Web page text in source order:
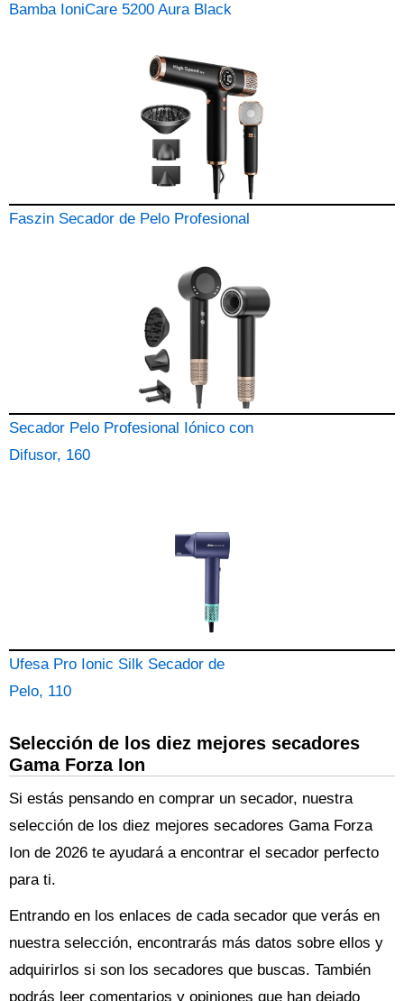
Bamba IoniCare 5200 Aura Black
Faszin Secador de Pelo Profesional
Secador Pelo Profesional Iónico con
Difusor, 160
Ufesa Pro Ionic Silk Secador de
Pelo, 110
Selección de los diez mejores secadores
Gama Forza Ion
Si estás pensando en comprar un secador, nuestra
selección de los diez mejores secadores Gama Forza
Ion de 2026 te ayudará a encontrar el secador perfecto
para ti.
Entrando en los enlaces de cada secador que verás en
nuestra selección, encontrarás más datos sobre ellos y
adquirirlos si son los secadores que buscas. También
podrás leer comentarios y opiniones que han dejado